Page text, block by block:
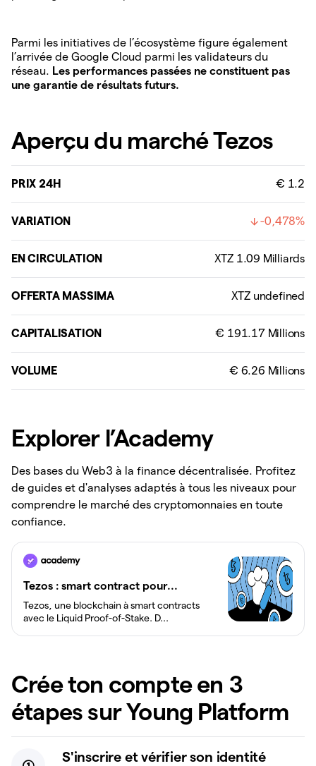
Parmi les initiatives de l’écosystème figure également
l’arrivée de Google Cloud parmi les validateurs du
réseau. Les performances passées ne constituent pas
une garantie de résultats futurs.
Aperçu du marché Tezos
PRIX 24H € 1.2
VARIATION -0,478%
EN CIRCULATION
OFFERTA MASSIMA
CAPITALISATION
VOLUME
Explorer l’Academy
Des bases du Web3 à la finance décentralisée. Profitez
de guides et d'analyses adaptés à tous les niveaux pour
comprendre le marché des cryptomonnaies en toute
confiance.
Tezos : smart contract pour...
Tezos, une blockchain à smart contracts
avec le Liquid Proof-of-Stake. D...
Crée ton compte en 3
étapes sur Young Platform
S'inscrire et vérifier son identité